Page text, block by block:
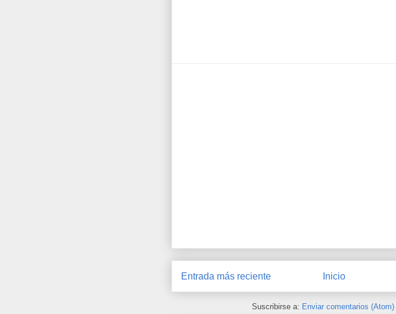
Entrada más reciente Inicio
Suscribirse a: Enviar comentarios (Atom)